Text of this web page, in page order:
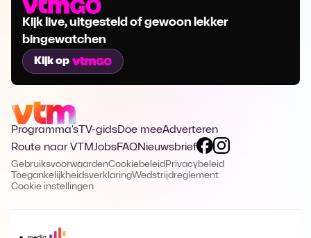
Kijk live, uitgesteld of gewoon lekker
bingewatchen
Kijk op
Programma's TV-gidsDoe meeAdverteren
Route naar VTMJobsFAQNieuwsbrief
GebruiksvoorwaardenCookiebeleid Privacybeleid
ToegankelijkheidsverklaringWedstrijdreglement
Cookie instellingen